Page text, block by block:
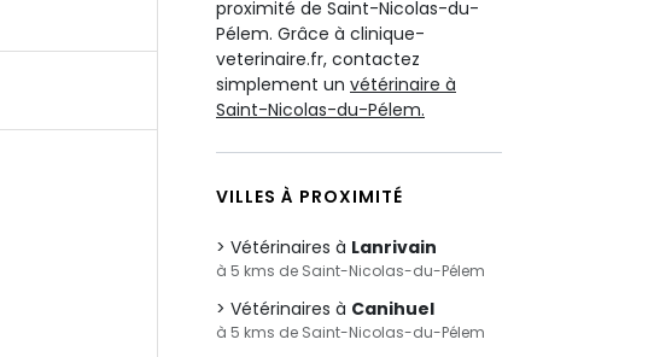
proximité de Saint-Nicolas-du-
Pélem. Grâce à clinique-
veterinaire.fr, contactez
simplement un vétérinaire à
Saint-Nicolas-du-Pélem.
VILLES À PROXIMITÉ
Vétérinaires à Lanrivain
à 5 kms de Saint-Nicolas-du-Pélem
Vétérinaires à Canihuel
à 5 kms de Saint-Nicolas-du-Pélem